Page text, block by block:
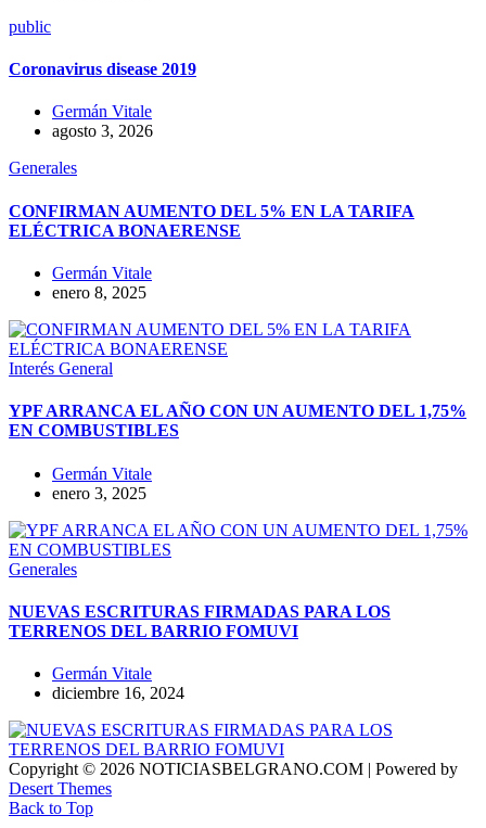
public
Coronavirus disease 2019
Germán Vitale
agosto 3, 2026
Generales
CONFIRMAN AUMENTO DEL 5% EN LA TARIFA
ELÉCTRICA BONAERENSE
Germán Vitale
enero 8, 2025
Interés General
YPF ARRANCA EL AÑO CON UN AUMENTO DEL 1,75%
EN COMBUSTIBLES
Germán Vitale
enero 3, 2025
Generales
NUEVAS ESCRITURAS FIRMADAS PARA LOS
TERRENOS DEL BARRIO FOMUVI
Germán Vitale
diciembre 16, 2024
Copyright © 2026 NOTICIASBELGRANO.COM | Powered by
Desert Themes
Back to Top